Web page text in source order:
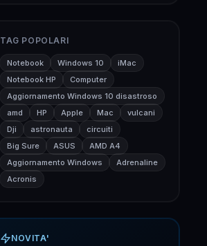
TAG POPOLARI
Notebook Windows 10
iMac
Notebook HP
Computer
Aggiornamento Windows 10 disastroso
amd
HP Apple Mac
vulcani
Dji
astronauta
circuiti
Big Sure
ASUS
AMD A4
Aggiornamento Windows
Adrenaline
Acronis
NOVITA'